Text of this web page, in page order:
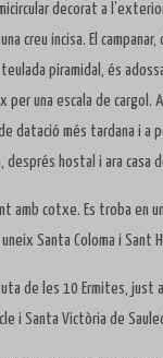
decorat a
creu incisa. El
piramidal, és
per una escala de cargol.
datació més tardana i a
després hostal i ara casa
amb cotxe. Es troba en
Santa Coloma i Sant
de les 10 Ermites, just
i Santa Victòria de